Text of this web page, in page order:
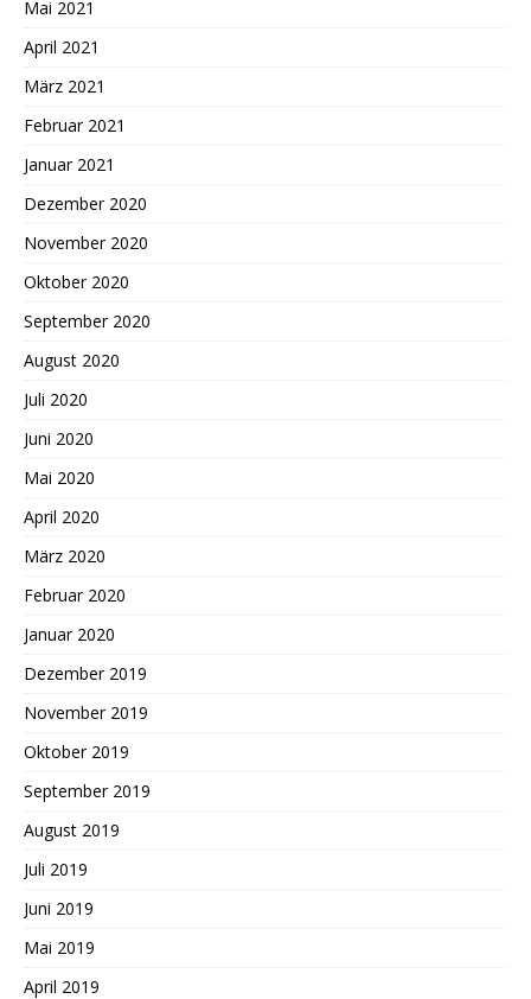
Mai 2021
April 2021
März 2021
Februar 2021
Januar 2021
Dezember 2020
November 2020
Oktober 2020
September 2020
August 2020
Juli 2020
Juni 2020
Mai 2020
April 2020
März 2020
Februar 2020
Januar 2020
Dezember 2019
November 2019
Oktober 2019
September 2019
August 2019
Juli 2019
Juni 2019
Mai 2019
April 2019